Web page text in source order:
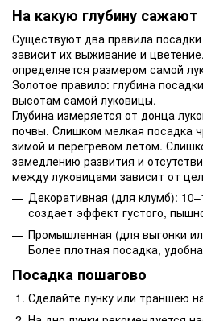
На какую глубину
Существуют два правила
зависит их выживание и
определяется размером самой
Золотое правило: глубина
высотам самой луковицы.
Глубина измеряется от донца
почвы. Слишком мелкая посадка
зимой и перегревом летом.
замедлению развития и
между луковицами зависит от
Декоративная (для клумб):
создает эффект густого,
Промышленная (для выгонки
Более плотная посадка,
Посадка пошагово
Сделайте лунку или траншею